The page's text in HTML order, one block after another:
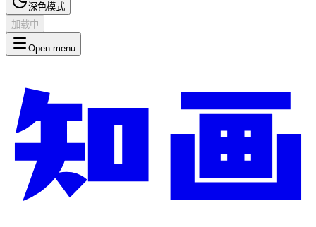
深色模式
加载中
Open menu